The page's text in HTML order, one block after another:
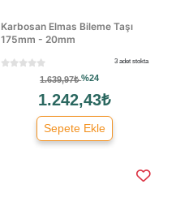
Karbosan Elmas Bileme Taşı
175mm - 20mm
3 adet stokta
1.639,97₺%24
1.242,43₺
Sepete Ekle